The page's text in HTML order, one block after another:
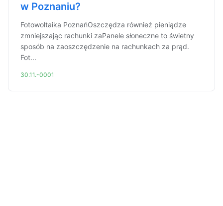
w Poznaniu?
Fotowoltaika PoznańOszczędza również pieniądze
zmniejszając rachunki zaPanele słoneczne to świetny
sposób na zaoszczędzenie na rachunkach za prąd.
Fot...
30.11.-0001